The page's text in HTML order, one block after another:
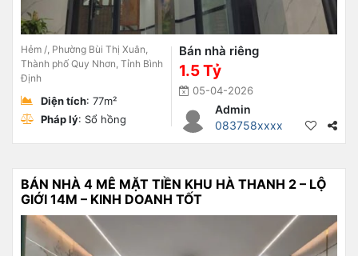
Hẻm /, Phường Bùi Thị Xuân,
Thành phố Quy Nhơn, Tỉnh Bình
Định
Diện tích: 77m²
Pháp lý: Sổ hồng
Bán nhà riêng
1.5 Tỷ
05-04-2026
Admin
083758xxxx
BÁN NHÀ 4 MÊ MẶT TIỀN KHU HÀ THANH 2 – LỘ
GIỚI 14M – KINH DOANH TỐT